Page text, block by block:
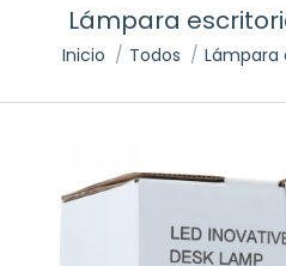
Lámpara
Estás aquí:
Inicio Todos Lámpara